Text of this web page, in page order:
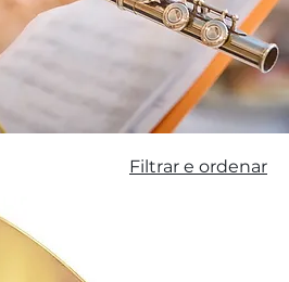
Filtrar e ordenar